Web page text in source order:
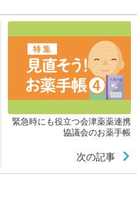
緊急時にも役立つ会津薬薬連携
協議会のお薬手帳
次の記事